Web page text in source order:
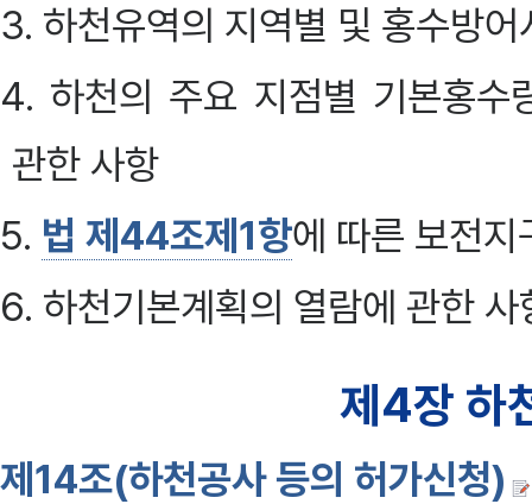
3. 하천유역의 지역별 및 홍수방
4. 하천의 주요 지점별 기본홍수
관한 사항
5. 법 제44조제1항에 따른 보전지
6. 하천기본계획의 열람에 관한 사
제4장 하
제14조(하천공사 등의 허가신청)